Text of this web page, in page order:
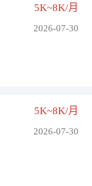
5K~8K/月
2026-07-30
5K~8K/月
2026-07-30